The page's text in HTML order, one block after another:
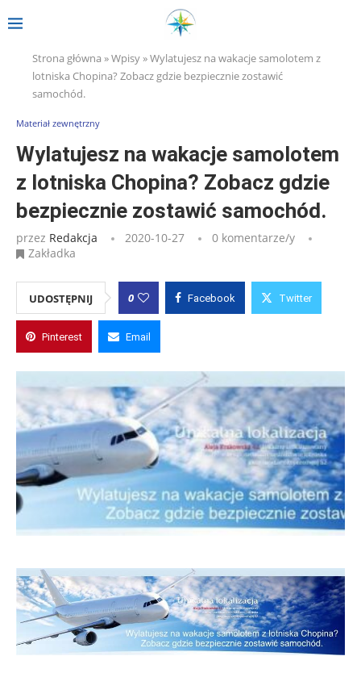
Strona główna »Wpisy»Wylatujesz na wakacje samolotem z
lotniska Chopina? Zobacz gdzie bezpiecznie zostawić
samochód.
Materiał zewnętrzny
Wylatujesz na wakacje samolotem
z lotniska Chopina? Zobacz gdzie
bezpiecznie zostawić samochód.
przez Redakcja 2020-10-27
0 komentarze/y
Zakładka
UDOSTĘPNIJ 0 Facebook Twitter
Pinterest Email